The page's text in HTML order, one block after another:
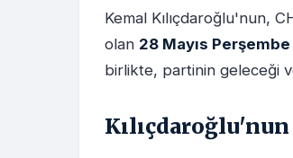
Kemal Kılıçdaroğlu'nun,
olan 28 Mayıs Perşembe
birlikte, partinin geleceği